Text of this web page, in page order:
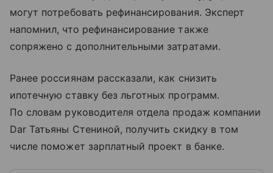
могут потребовать рефинансирования. Эксперт
напомнил, что рефинансирование также
сопряжено с дополнительными затратами.
Ранее россиянам рассказали, как снизить
ипотечную ставку без льготных программ.
По словам руководителя отдела продаж компании
Dar Татьяны Стениной, получить скидку в том
числе поможет зарплатный проект в банке.